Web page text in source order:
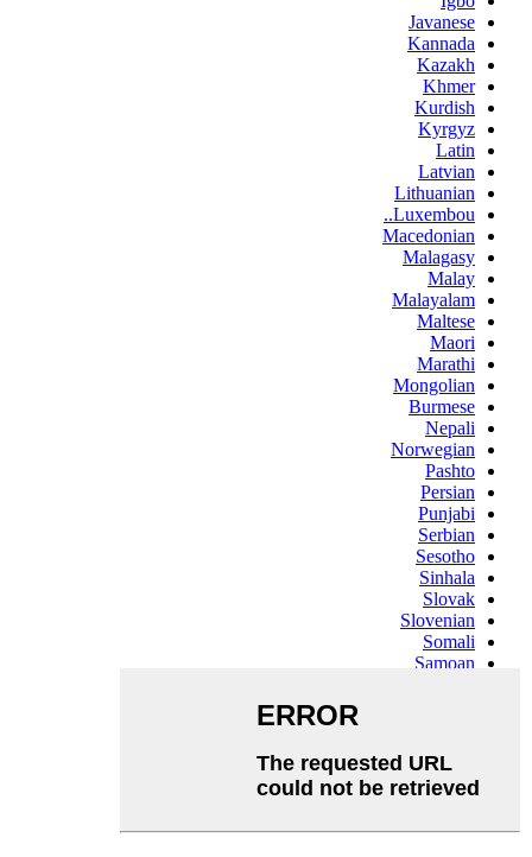
Javanese
Kannada
Kazakh
Khmer
Kurdish
Kyrgyz
Latin
Latvian
Lithuanian
Luxembou..
Macedonian
Malagasy
Malay
Malayalam
Maltese
Maori
Marathi
Mongolian
Burmese
Nepali
Norwegian
Pashto
Persian
Punjabi
Serbian
Sesotho
Sinhala
Slovak
Slovenian
Somali
Samoan
Swahili
Tajik
Telugu